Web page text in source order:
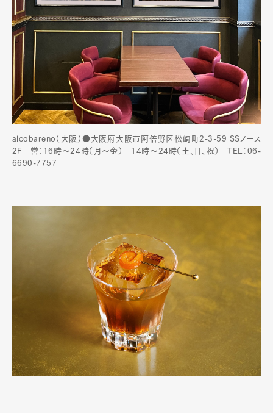
alcobareno（大阪）●大阪府大阪市阿倍野区松崎町2-3-59 SSノース
2F 営：16時～24時（月〜金） 14時〜24時（土、日、祝） TEL：06-
6690-7757